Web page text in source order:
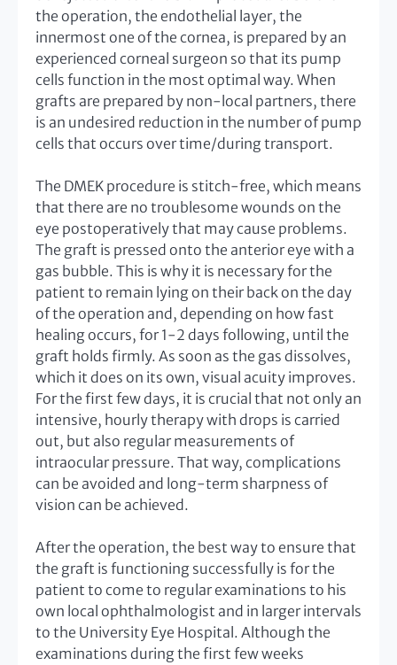
the operation, the endothelial layer, the
innermost one of the cornea, is prepared by an
experienced corneal surgeon so that its pump
cells function in the most optimal way. When
grafts are prepared by non-local partners, there
is an undesired reduction in the number of pump
cells that occurs over time/during transport.
The DMEK procedure is stitch-free, which means
that there are no troublesome wounds on the
eye postoperatively that may cause problems.
The graft is pressed onto the anterior eye with a
gas bubble. This is why it is necessary for the
patient to remain lying on their back on the day
of the operation and, depending on how fast
healing occurs, for 1-2 days following, until the
graft holds firmly. As soon as the gas dissolves,
which it does on its own, visual acuity improves.
For the first few days, it is crucial that not only an
intensive, hourly therapy with drops is carried
out, but also regular measurements of
intraocular pressure. That way, complications
can be avoided and long-term sharpness of
vision can be achieved.
After the operation, the best way to ensure that
the graft is functioning successfully is for the
patient to come to regular examinations to his
own local ophthalmologist and in larger intervals
to the University Eye Hospital. Although the
examinations during the first few weeks